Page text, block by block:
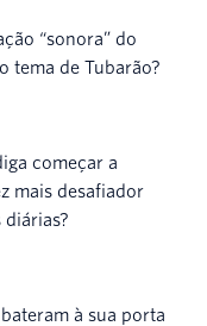
“sonora” do
tema de Tubarão?
começar a
mais desafiador
à sua porta